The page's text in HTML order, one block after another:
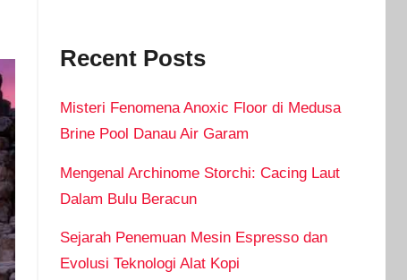
Recent Posts
Misteri Fenomena Anoxic Floor di Medusa
Brine Pool Danau Air Garam
Mengenal Archinome Storchi: Cacing Laut
Dalam Bulu Beracun
Sejarah Penemuan Mesin Espresso dan
Evolusi Teknologi Alat Kopi